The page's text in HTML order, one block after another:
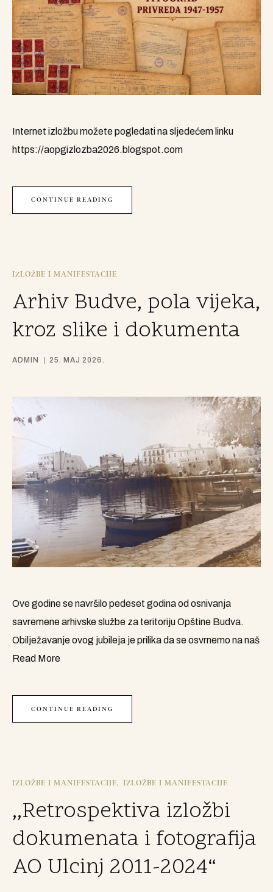
Internet izložbu možete pogledati na sljedećem linku
https://aopgizlozba2026.blogspot.com
CONTINUE READING
IZLOŽBE I MANIFESTACIJE
Arhiv Budve, pola vijeka,
kroz slike i dokumenta
ADMIN 25. MAJ 2026.
Ove godine se navršilo pedeset godina od osnivanja
savremene arhivske službe za teritoriju Opštine Budva.
Obilježavanje ovog jubileja je prilika da se osvrnemo na naš
Read More
CONTINUE READING
IZLOŽBE I MANIFESTACIJE IZLOŽBE I MANIFESTACIJE
,,Retrospektiva izložbi
dokumenata i fotografija
AO Ulcinj 2011-2024“